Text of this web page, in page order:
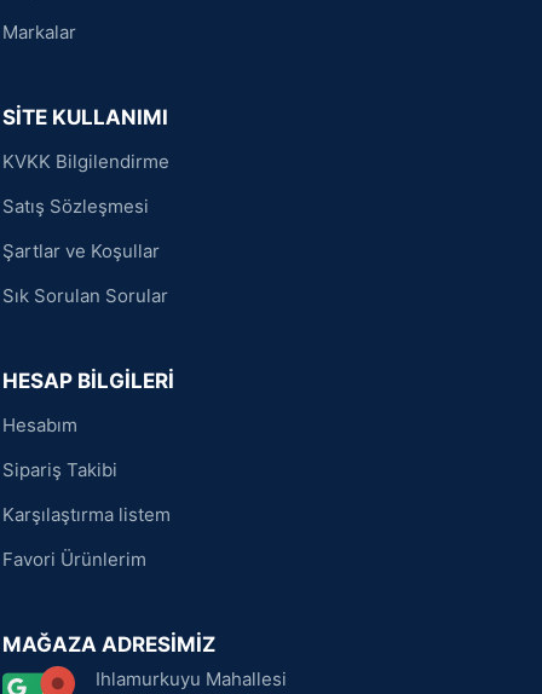
Markalar
SİTE KULLANIMI
KVKK Bilgilendirme
Satış Sözleşmesi
Şartlar ve Koşullar
Sık Sorulan Sorular
HESAP BİLGİLERİ
Hesabım
Sipariş Takibi
Karşılaştırma listem
Favori Ürünlerim
MAĞAZA ADRESİMİZ
Ihlamurkuyu Mahallesi